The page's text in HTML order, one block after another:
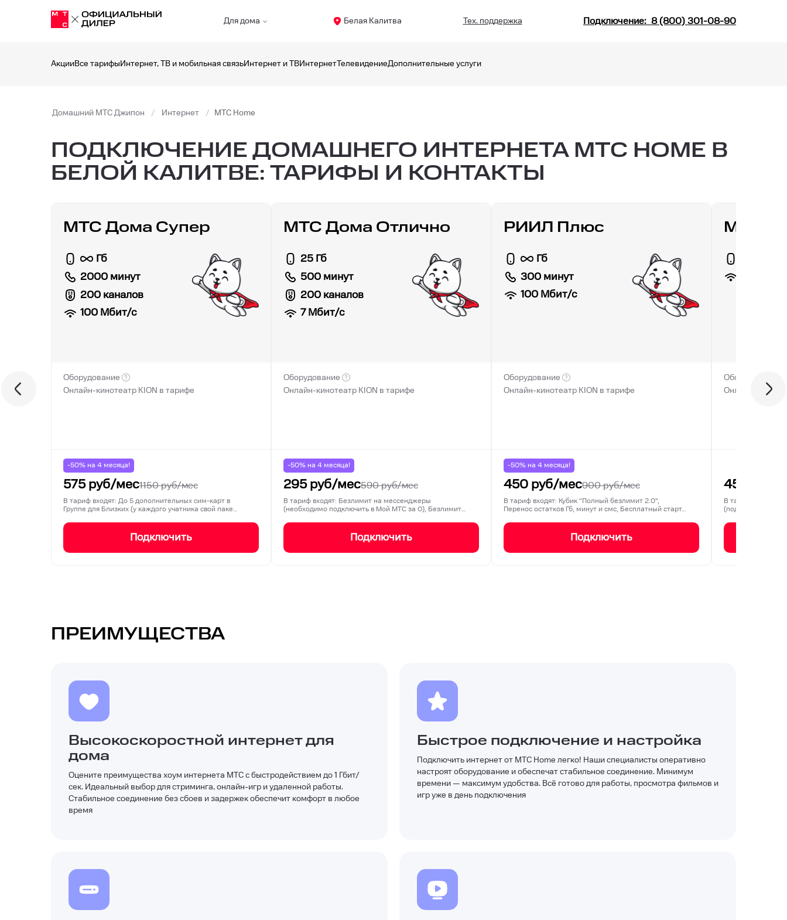
Для дома Белая Калитва Тех. поддержка Подключение: 8 (800) 301-08-90
АкцииВсе тарифыИнтернет, ТВ и мобильная связьИнтернет и ТВИнтернетТелевидениеДополнительные услуги
Домашний МТС Джипон Интернет МТС Home
ПОДКЛЮЧЕНИЕ ДОМАШНЕГО ИНТЕРНЕТА МТС HOME В
БЕЛОЙ КАЛИТВЕ: ТАРИФЫ И КОНТАКТЫ
МТС Дома Супер
Гб
2000 минут
200 каналов
100 Мбит/с
Оборудование
Онлайн-кинотеатр KION в тарифе
-50% на 4 месяца!
575руб/мес1150руб/мес
В тариф входят: До 5 дополнительных сим-карт в
Группе для Близких (у каждого учатника свой паке…
Подключить
МТС Дома Отлично
25 Гб
500 минут
200 каналов
7Мбит/с
Оборудование
Онлайн-кинотеатр KION в тарифе
-50% на 4месяца!
295руб/мес590руб/мес
В тариф входят: Безлимит на мессенджеры
(необходимо подключить в Мой МТС за 0), Безлимит
Подключить
РИИЛ Плюс
Гб
300 минут
100Мбит/с
Оборудование
Онлайн-кинотеатр KION в тарифе
-50% на 4месяца!
450руб/мес900руб/мес
В тариф входят: Кубик "Полный безлимит 2.0",
Перенос остатков Гб, минут и смс, Бесплатный старт…
Подключить
МТС
Оборудование
Онлайн-
450
В тариф входят:
(подключается
ПРЕИМУЩЕСТВА
Высокоскоростной интернет для
дома
Оцените преимущества хоум интернета МТС с быстродействием до 1 Гбит/
сек. Идеальный выбор для стриминга, онлайн-игр и удаленной работы.
Стабильное соединение без сбоев и задержек обеспечит комфорт в любое
время
Быстрое подключение и настройка
Подключить интернет от МТС Home легко! Наши специалисты оперативно
настроят оборудование и обеспечат стабильное соединение. Минимум
времени — максимум удобства. Всё готово для работы, просмотра фильмов и
игр уже в день подключения